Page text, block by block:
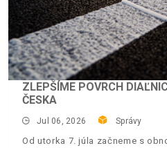
ZLEPŠÍME POVRCH
ČESKA
Jul 06, 2026 Správy
Od utorka 7. júla začneme s